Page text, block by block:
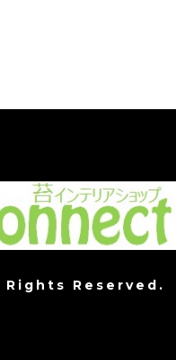
Rights Reserved.